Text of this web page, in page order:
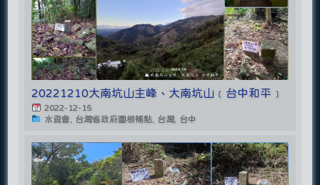
20221210大南坑山主峰、大南坑山﹝台中和平﹞
2022-12-15
水資會, 台灣省政府圖根補點, 台灣, 台中